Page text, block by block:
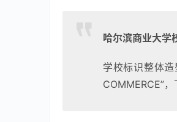
哈尔滨商业大学
学校标识整体造
COMMERCE”